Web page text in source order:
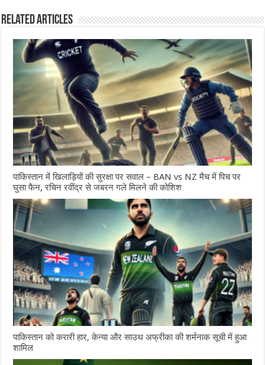
Related Articles
पाकिस्तान में खिलाड़ियों की सुरक्षा पर सवाल – BAN vs NZ मैच में पिच पर
घुसा फैन, रचिन रवींद्र से जबरन गले मिलने की कोशिश
पाकिस्तान को करारी हार, केन्या और साउथ अफ्रीका की शर्मनाक सूची में हुआ
शामिल